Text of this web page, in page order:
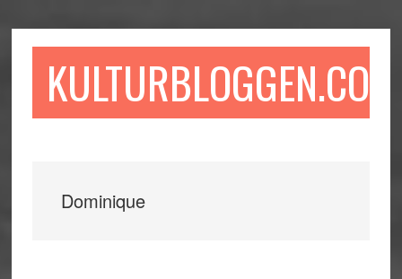
till
till
sidofältet
till
KULTURBLOGGEN.COM
Dominique